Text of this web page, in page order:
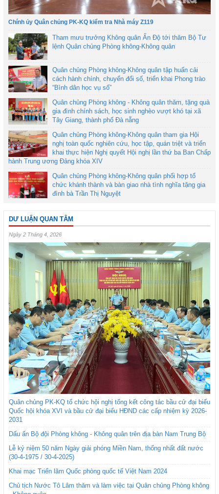
Chính ủy Quân chủng PK-KQ kiểm tra Nhà máy Z119
Tham mưu trưởng Không quân Ấn Độ tới thăm Bộ Tư
lệnh Quân chủng Phòng không-Không quân
Quân chủng Phòng không-Không quân tập huấn cải
cách hành chính, chuyển đổi số, triển khai Phong trào
“Bình dân học vụ số”
Quân chủng Phòng không - Không quân thăm, tặng quà
gia đình chính sách, học sinh nghèo vượt khó tại xã
Tây Giang, thành phố Đà nẵng
Quân chủng Phòng không-Không quân tham gia Hội
nghị toàn quốc nghiên cứu, học tập, quán triệt và triển
khai thực hiện Nghị quyết Hội nghị lần thứ ba Ban Chấp
hành Trung ương Đảng khóa XIV
Quân chủng Phòng không-Không quân phối hợp tổ
chức khánh thành và bàn giao nhà tình nghĩa tặng gia
đình bà Trần Thị Nguyệt
DƯ LUẬN QUAN TÂM
Ngày 2 Tháng 4, 2026
Quân chủng PK-KQ tổ chức hội nghị tổng kết công tác bầu cử đại biểu
Quốc hội khóa XVI và bầu cử đại biểu HĐND các cấp nhiệm kỳ 2026-
2031
Dấu ấn Bộ đội Phòng không - Không quân trên địa bàn Nam Trung Bộ
Lễ kỷ niệm 50 năm Ngày giải phóng Miền Nam, thống nhất đất nước
(30-4-1975 / 30-4-2025)
Khai mạc Triển lãm Quốc phòng quốc tế Việt Nam 2024
Chủ tịch Nước Tô Lâm thăm và làm việc tại Quân chủng Phòng không